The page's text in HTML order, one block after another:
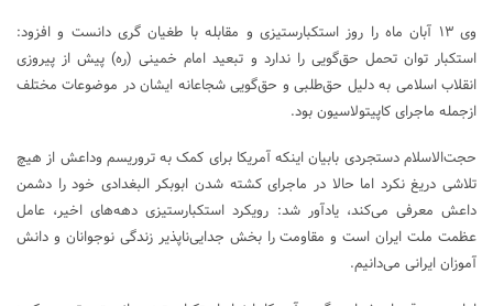
وی ۱۳ آبان ماه را روز استکبارستیزی و مقابله با طغیان گری دانست و افزود:
استکبار توان تحمل حق‌گویی را ندارد و تبعید امام خمینی (ره) پیش از پیروزی
انقلاب اسلامی به دلیل حق‌طلبی و حق‌گویی شجاعانه ایشان در موضوعات مختلف
ازجمله ماجرای کاپیتولاسیون بود.
حجت‌الاسلام دستجردی بابیان اینکه آمریکا برای کمک به تروریسم وداعش از هیچ
تلاشی دریغ نکرد اما حالا در ماجرای کشته شدن ابوبکر البغدادی خود را دشمن
داعش معرفی می‌کند، یادآور شد: رویکرد استکبارستیزی دهه‌های اخیر، عامل
عظمت ملت ایران است و مقاومت را بخش جدایی‌ناپذیر زندگی نوجوانان و دانش
آموزان ایرانی می‌دانیم.